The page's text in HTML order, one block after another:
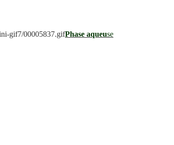
Phase aqueuse